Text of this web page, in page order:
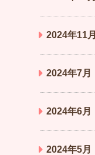
2024年11月
2024年7月
2024年6月
2024年5月